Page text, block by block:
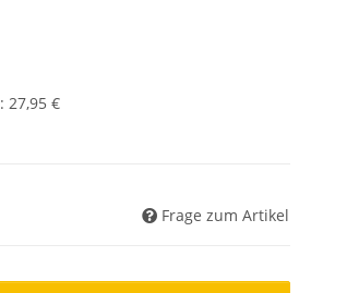
: 27,95 €
Frage zum Artikel